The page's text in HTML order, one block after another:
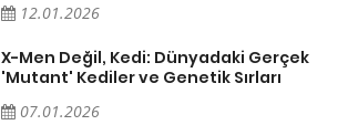
12.01.2026
X-Men Değil, Kedi: Dünyadaki Gerçek
'Mutant' Kediler ve Genetik Sırları
07.01.2026